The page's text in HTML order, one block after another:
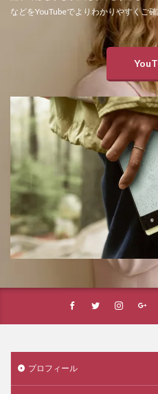
などをYouTubeでよりわかりやすくご
プロフィール